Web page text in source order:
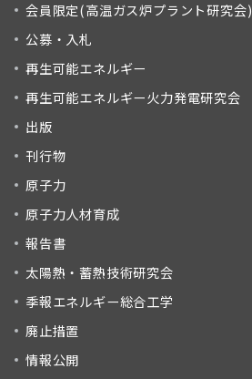
会員限定(高温ガス炉プラント研究会)
公募・入札
再生可能エネルギー
再生可能エネルギー火力発電研究会
出版
刊行物
原子力
原子力人材育成
報告書
太陽熱・蓄熱技術研究会
季報エネルギー総合工学
廃止措置
情報公開